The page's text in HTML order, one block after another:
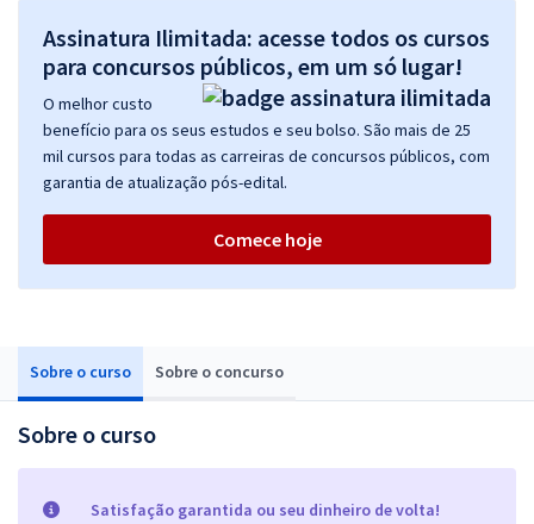
Sobre o curso Sobre o concurso
Sobre o curso
Satisfação garantida ou seu dinheiro de volta!
Assinatura Ilimitada: acesse todos os cursos
para concursos públicos, em um só lugar!
O melhor custo
benefício para os seus estudos e seu bolso. São mais de 25
mil cursos para todas as carreiras de concursos públicos, com
garantia de atualização pós-edital.
Comece hoje